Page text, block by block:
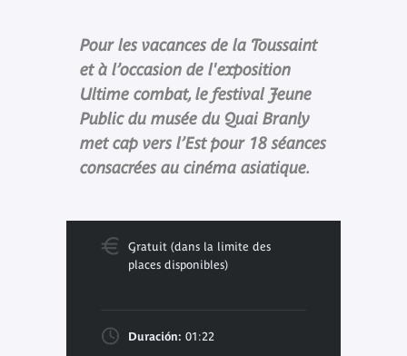
Pour les vacances de la Toussaint
et à l’occasion de l'exposition
Ultime combat, le festival Jeune
Public du musée du Quai Branly
met cap vers l’Est pour 18 séances
consacrées au cinéma asiatique.
Gratuit (dans la limite des
places disponibles)
Duración: 01:22